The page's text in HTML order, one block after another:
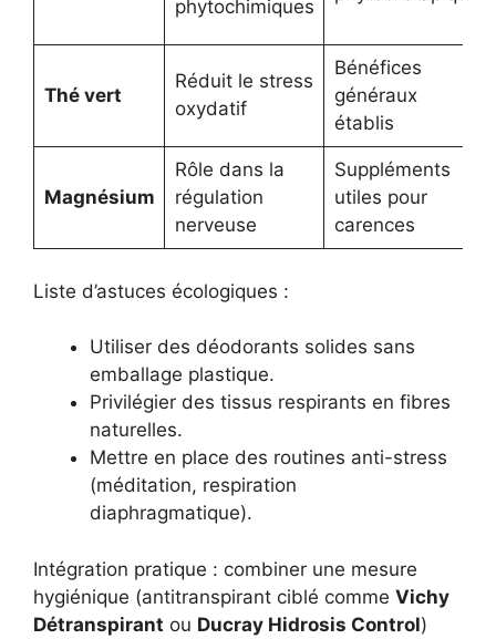
phytochimiques
Thé vert
Réduit le stress
oxydatif
Bénéfices
généraux
établis
Magnésium
Rôle dans la
régulation
nerveuse
Suppléments
utiles pour
carences
Liste d’astuces écologiques :
Utiliser des déodorants solides sans
emballage plastique.
Privilégier des tissus respirants en fibres
naturelles.
Mettre en place des routines anti-stress
(méditation, respiration
diaphragmatique).
Intégration pratique : combiner une mesure
hygiénique (antitranspirant ciblé comme Vichy
Détranspirant ou Ducray Hidrosis Control)